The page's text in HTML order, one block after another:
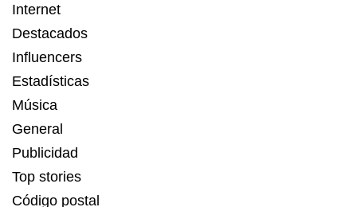
Internet
Destacados
Influencers
Estadísticas
Música
General
Publicidad
Top stories
Código postal